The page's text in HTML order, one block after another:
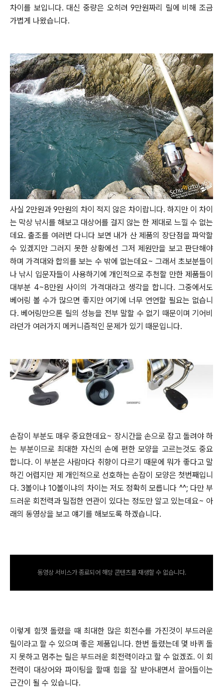
차이를 보입니다. 대신 중량은 오히려 9만원짜리 릴에 비해 조금
가볍게 나왔습니다.
사실 2만원과 9만원의 차이 적지 않은 차이랍니다. 하지만 이 차이
는 막상 낚시를 해보고 대상어를 걸지 않는 한 제대로 느낄 수 없는
데요.출조를 여러번 다니다 보면 내가 산 제품의 장단점을 파악할
수 있겠지만 그러지 못한 상황에선 그저 제원만을 보고 판단해야
하며가격대와 합의를 보는 수 밖에 없는데요~ 그래서 초보분들이
나 낚시 입문자들이 사용하기에 개인적으로 추천할 만한 제품들이
대부분 4~8만원 사이의 가격대라고 생각을 합니다. 그중에서도
베어링 볼 수가 많으면 좋지만 여기에 너무 연연할 필요는 없습니
다. 베어링만으론 릴의 성능을 전부 말할 수 없기 때문이며 기어비
라던가 여러가지 메커니즘적인 문제가 있기 때문입니다.
손잡이 부분도 매우 중요한데요~ 장시간을 손으로 잡고 돌려야 하
는 부분이므로 최대한 자신의 손에 편한 모양을 고르는것도 중요
합니다. 이 부분은 사람마다 취향이 다르기 때문에 뭐가 좋다고 말
하긴 어렵지만 제 개인적으로 선호하는 손잡이 모양은 첫번째입니
다.3볼이냐 10볼이냐의 차이는 저도 정확히 모릅니다 ^^; 다만 부
드러운 회전력과 밀접한 연관이 있다는 정도만 알고 있는데요~ 아
래의 동영상을 보고 얘기를 해보도록 하겠습니다.
동영상 서비스가 종료되어 해당 콘텐츠를 재생할 수 없습니다.
이렇게 힘껏 돌렸을 때 최대한 많은 회전수를 가진것이 부드러운
릴이라고 할 수 있으며 좋은 제품입니다. 한번 돌렸는데 몇 바퀴 돌
지 못하고 멈추는 릴은 부드러운 회전력이라고 할 수 없겠죠. 이 회
전력이 대상어와 파이팅을 할때 힘을 잘 받아내면서 끌어들이는
근간이 될 수 있습니다.